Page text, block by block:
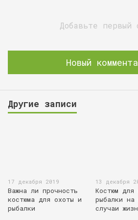
Добавьте первый
Новый
Другие записи
17 декабря 2019
Важна ли прочность
костюма для охоты и
рыбалки
13 декабря
Костюм для
рыбалки на
случаи